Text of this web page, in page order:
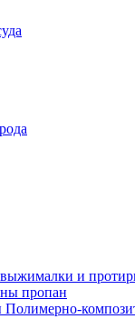
и
пропан
Полимерно-